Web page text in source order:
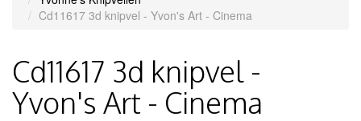
Cd11617 3d knipvel - Yvon's Art - Cinema
Cd11617 3d knipvel -
Yvon's Art - Cinema